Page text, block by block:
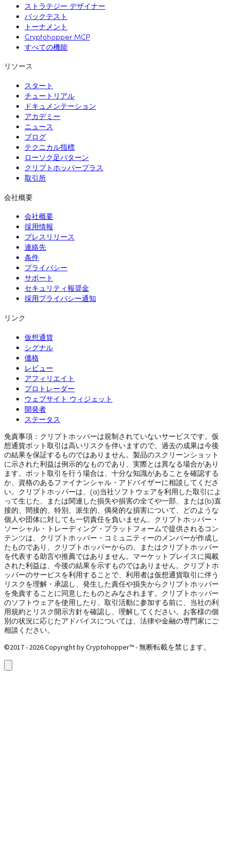
ストラテジー デザイナー
バックテスト
トーナメント
Cryptohopper MCP
すべての機能
リソース
スタート
チュートリアル
ドキュメンテーション
アカデミー
ニュース
ブログ
テクニカル指標
ローソク足パターン
クリプトホッパープラス
取引所
会社概要
会社概要
採用情報
プレスリリース
連絡先
条件
プライバシー
サポート
セキュリティ報奨金
採用プライバシー通知
リンク
仮想通貨
シグナル
価格
レビュー
アフィリエイト
プロトレーダー
ウェブサイト ウィジェット
開発者
ステータス
免責事項：クリプトホッパーは規制されていないサービスです。仮
想通貨ボット取引は高いリスクを伴いますので、過去の成果は今後
の結果を保証するものではありません。製品のスクリーンショット
に示された利益は例示的なものであり、実際とは異なる場合があり
ます。ボット取引を行う場合は、十分な知識があることを確認する
か、資格のあるファイナンシャル・アドバイザーに相談してくださ
い。クリプトホッパーは、(a)当社ソフトウェアを利用した取引によ
って生じた、または関連した損失や損害の全てや一部、または(b)直
接的、間接的、特別、派生的、偶発的な損害について、どのような
個人や団体に対しても一切責任を負いません。クリプトホッパー・
ソーシャル・トレーディング・プラットフォームで提供されるコン
テンツは、クリプトホッパー・コミュニティーのメンバーが作成し
たものであり、クリプトホッパーからの、またはクリプトホッパー
を代表する助言や推薦ではありません。マーケットプレイスに掲載
された利益は、今後の結果を示すものではありません。クリプトホ
ッパーのサービスを利用することで、利用者は仮想通貨取引に伴う
リスクを理解・承認し、発生した責任や損失からクリプトホッパー
を免責することに同意したものとみなされます。クリプトホッパー
のソフトウェアを使用したり、取引活動に参加する前に、当社の利
用規約とリスク開示方針を確認し、理解してください。お客様の個
別の状況に応じたアドバイスについては、法律や金融の専門家にご
相談ください。
©2017 - 2026 Copyright by Cryptohopper™ - 無断転載を禁じます。